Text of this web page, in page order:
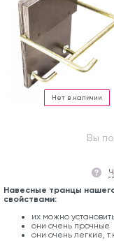
Нет в наличии
Вы
Навесные транцы
свойствами:
их можно
они очень прочные
они очень легкие,